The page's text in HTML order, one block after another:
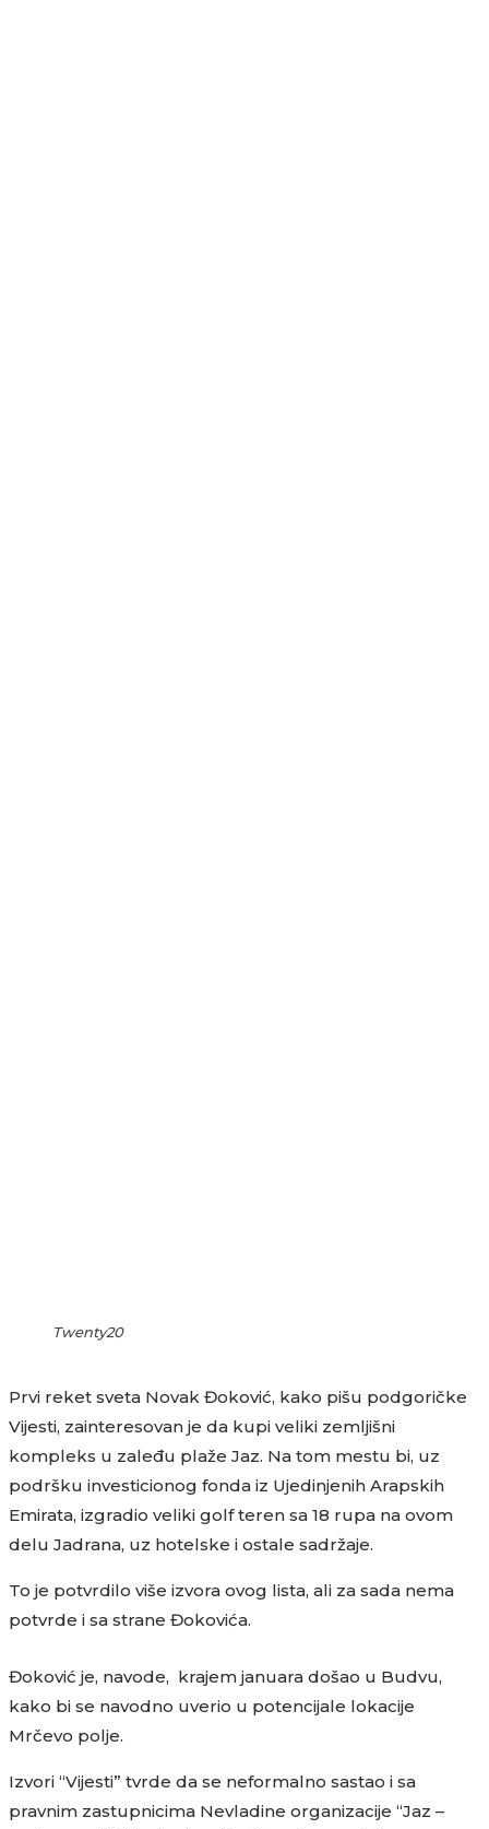
Twenty20
Prvi reket sveta Novak Đoković, kako pišu podgoričke
Vijesti, zainteresovan je da kupi veliki zemljišni
kompleks u zaleđu plaže Jaz. Na tom mestu bi, uz
podršku investicionog fonda iz Ujedinjenih Arapskih
Emirata, izgradio veliki golf teren sa 18 rupa na ovom
delu Jadrana, uz hotelske i ostale sadržaje.
To je potvrdilo više izvora ovog lista, ali za sada nema
potvrde i sa strane Đokovića.
Đoković je, navode, krajem januara došao u Budvu,
kako bi se navodno uverio u potencijale lokacije
Mrčevo polje.
Izvori “Vijesti” tvrde da se neformalno sastao i sa
pravnim zastupnicima Nevladine organizacije “Jaz –